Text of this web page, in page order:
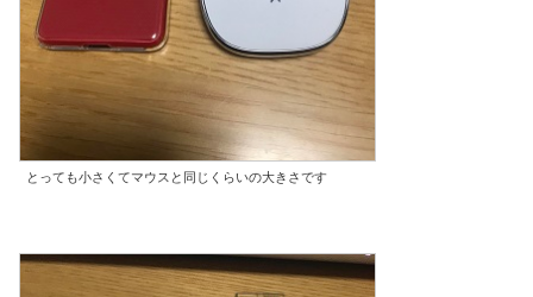
とっても小さくてマウスと同じくらいの大きさです